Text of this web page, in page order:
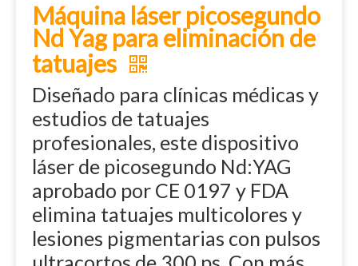
Máquina láser picosegundo
Nd Yag para eliminación de
tatuajes
Diseñado para clínicas médicas y
estudios de tatuajes
profesionales, este dispositivo
láser de picosegundo Nd:YAG
aprobado por CE 0197 y FDA
elimina tatuajes multicolores y
lesiones pigmentarias con pulsos